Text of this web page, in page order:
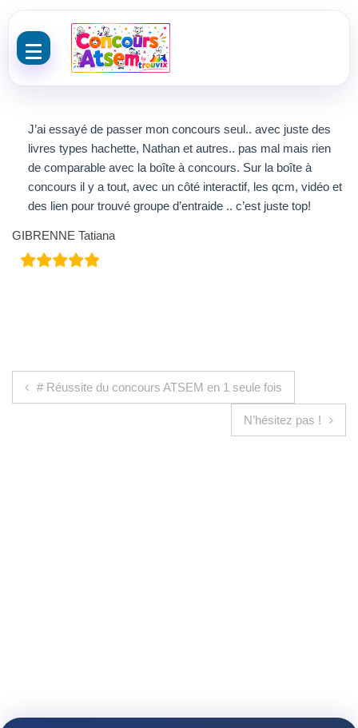
J’ai essayé de passer mon concours seul.. avec juste des
livres types hachette, Nathan et autres.. pas mal mais rien
de comparable avec la boîte à concours. Sur la boîte à
concours il y a tout, avec un côté interactif, les qcm, vidéo et
des lien pour trouvé groupe d’entraide .. c’est juste top!
GIBRENNE Tatiana
Navigation de l’article
# Réussite du concours ATSEM en 1 seule fois
N’hésitez pas !